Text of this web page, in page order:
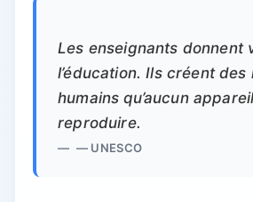
Les enseignants donnent
l’éducation. Ils créent des
humains qu’aucun
reproduire.
— UNESCO